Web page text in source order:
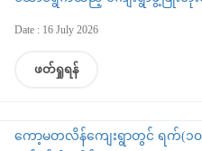
Date : 16 July 2026
ဖတ်ရှုရန်
ကော့မတလိန်ကျေးရွာတွင် ရက်(၁၀